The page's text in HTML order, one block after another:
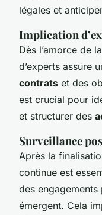
légales et
Implication
Dès l’amorce de
d’experts assure
contrats et des
est crucial pour
et structurer des
Surveillance
Après la
continue est
des
émergent. Cela